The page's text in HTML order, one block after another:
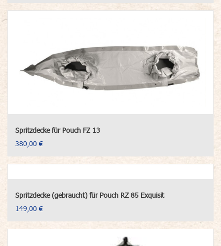
Spritzdecke für Pouch FZ 13
380,00 €
Spritzdecke (gebraucht) für Pouch RZ 85 Exquisit
149,00 €